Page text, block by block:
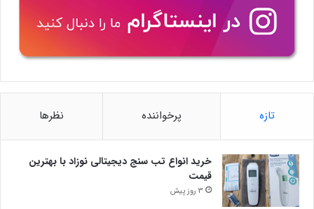
تازه پرخواننده نظرها
خرید انواع تب سنج دیجیتالی نوزاد با بهترین
قیمت
3 روز پیش